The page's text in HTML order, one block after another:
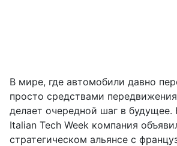
В мире, где автомобили давно
просто средствами
делает очередной шаг в будущее.
Italian Tech Week компания
стратегическом альянсе с